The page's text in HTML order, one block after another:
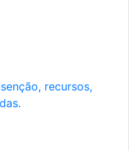
recursos,